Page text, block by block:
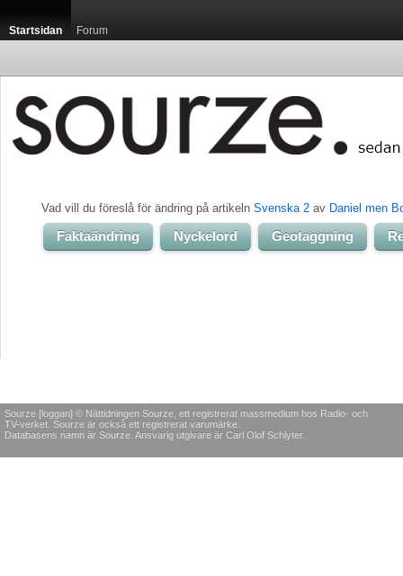
Startsidan Forum
Vad vill du föreslå för ändring på artikeln Svenska 2 av Daniel men
Faktaändring Nyckelord Geotaggning
Sourze [loggan] © Nättidningen Sourze, ett registrerat massmedium hos Radio- och
TV-verket. Sourze är också ett registrerat varumärke.
Databasens namn är Sourze. Ansvarig utgivare är Carl Olof Schlyter.